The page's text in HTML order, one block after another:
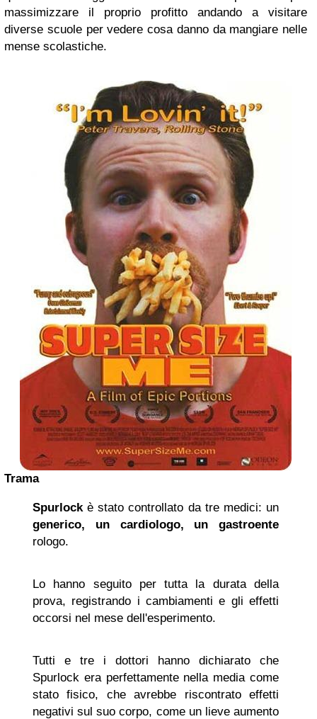
massimizzare il proprio profitto andando a visitare
diverse scuole per vedere cosa danno da mangiare nelle
mense scolastiche.
Trama
Spurlockè stato controllato da tre medici: un
generico, un cardiologo, un gastroente
rologo.
Lo hanno seguito per tutta la durata della
prova, registrando i cambiamenti e gli effetti
occorsi nel mese dell'esperimento.
Tutti e tre i dottori hanno dichiarato che
Spurlock era perfettamente nella media come
stato fisico, che avrebbe riscontrato effetti
negativi sul suo corpo, come un lieve aumento